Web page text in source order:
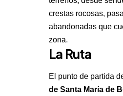
crestas rocosas,
abandonadas que
zona.
La Ruta
El punto de partida
de Santa María de